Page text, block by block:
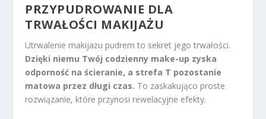
PRZYPUDROWANIE DLA
TRWAŁOŚCI MAKIJAŻU
Utrwalenie makijażu pudrem to sekret jego trwałości.
Dzięki niemu Twój codzienny make-up zyska
odporność na ścieranie, a strefa T pozostanie
matowa przez długi czas. To zaskakująco proste
rozwiązanie, które przynosi rewelacyjne efekty.